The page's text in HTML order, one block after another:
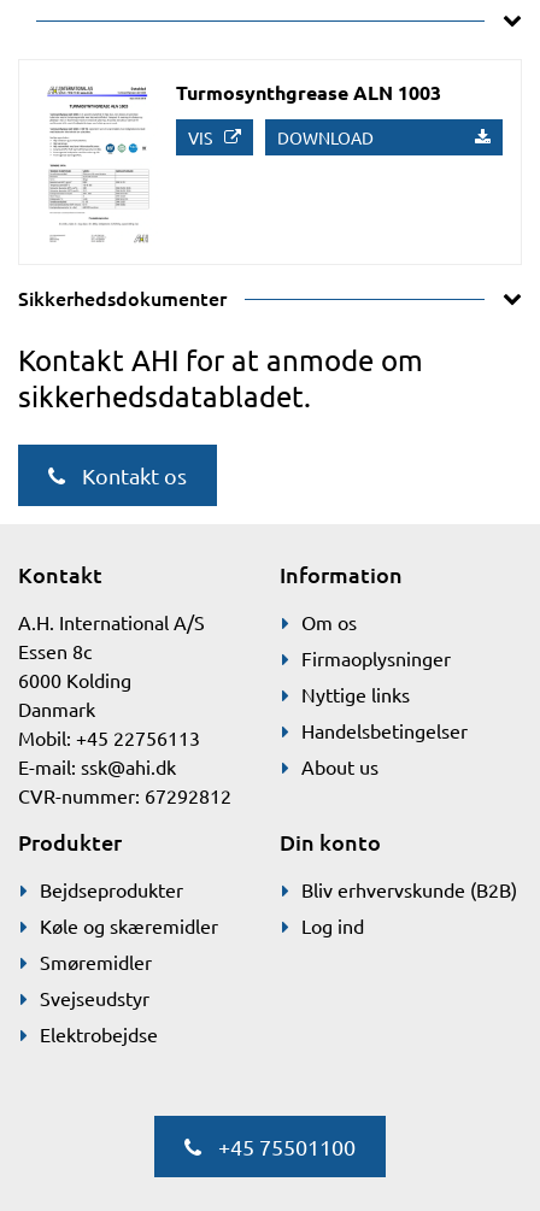
Turmosynthgrease ALN 1003
VIS DOWNLOAD
Sikkerhedsdokumenter
Kontakt AHI for at anmode om
sikkerhedsdatabladet.
Kontakt os
Kontakt
A.H. International A/S
Essen 8c
6000 Kolding
Danmark
Mobil: +45 22756113
E-mail: ssk@ahi.dk
CVR-nummer: 67292812
Information
Om os
Firmaoplysninger
Nyttige links
Handelsbetingelser
About us
Produkter
Bejdseprodukter
Køle og skæremidler
Smøremidler
Svejseudstyr
Elektrobejdse
Din konto
Bliv erhvervskunde (B2B)
Log ind
+45 75501100